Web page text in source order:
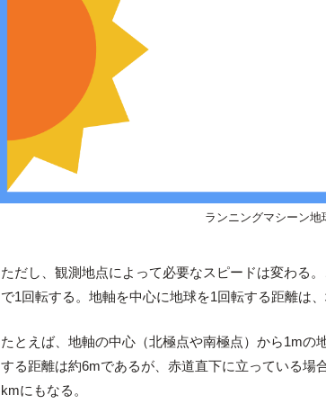
ランニングマシーン地
ただし、観測地点によって必要なスピードは変わる
で1回転する。地軸を中心に地球を1回転する距離は、
たとえば、地軸の中心（北極点や南極点）から1mの
する距離は約6mであるが、赤道直下に立っている場
kmにもなる。